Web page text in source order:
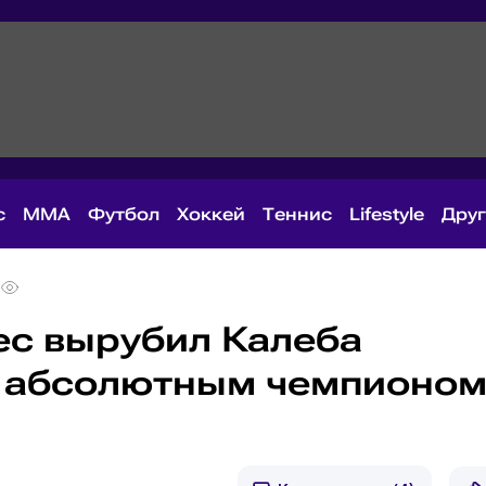
MMA Футбол Хоккей Теннис Lifestyle
вырубил Калеба
абсолютным чемпионом